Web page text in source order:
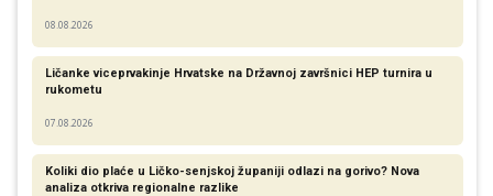
08.08.2026
Ličanke viceprvakinje Hrvatske na Državnoj završnici HEP turnira u
rukometu
07.08.2026
Koliki dio plaće u Ličko-senjskoj županiji odlazi na gorivo? Nova
analiza otkriva regionalne razlike​